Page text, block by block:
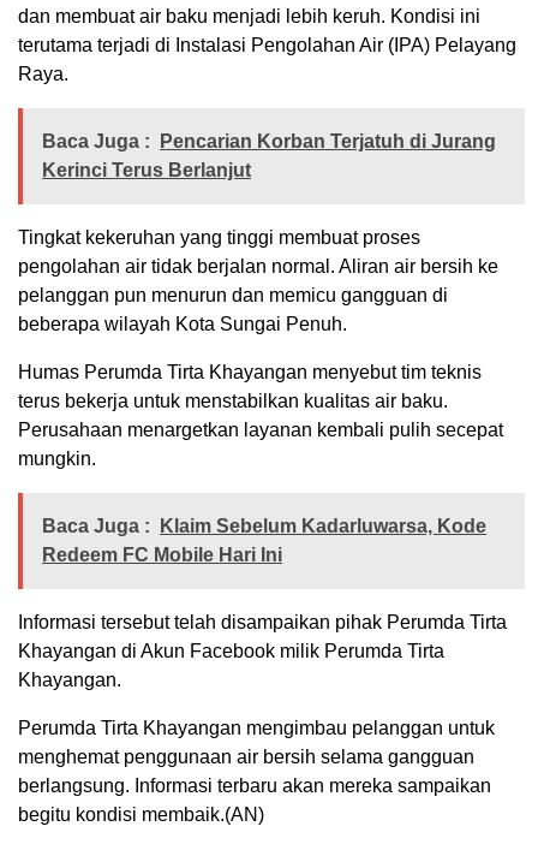
dan membuat air baku menjadi lebih keruh. Kondisi ini
terutama terjadi di Instalasi Pengolahan Air (IPA) Pelayang
Raya.
Baca Juga :
Pencarian Korban Terjatuh di Jurang
Kerinci Terus Berlanjut
Tingkat kekeruhan yang tinggi membuat proses
pengolahan air tidak berjalan normal. Aliran air bersih ke
pelanggan pun menurun dan memicu gangguan di
beberapa wilayah Kota Sungai Penuh.
Humas Perumda Tirta Khayangan menyebut tim teknis
terus bekerja untuk menstabilkan kualitas air baku.
Perusahaan menargetkan layanan kembali pulih secepat
mungkin.
Baca Juga :
Klaim Sebelum Kadarluwarsa, Kode
Redeem FC Mobile Hari Ini
Informasi tersebut telah disampaikan pihak Perumda Tirta
Khayangan di Akun Facebook milik Perumda Tirta
Khayangan.
Perumda Tirta Khayangan mengimbau pelanggan untuk
menghemat penggunaan air bersih selama gangguan
berlangsung. Informasi terbaru akan mereka sampaikan
begitu kondisi membaik.(AN)